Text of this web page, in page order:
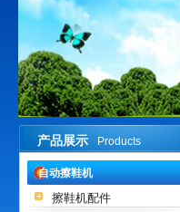
产品展示 Products
自动擦鞋机
擦鞋机配件